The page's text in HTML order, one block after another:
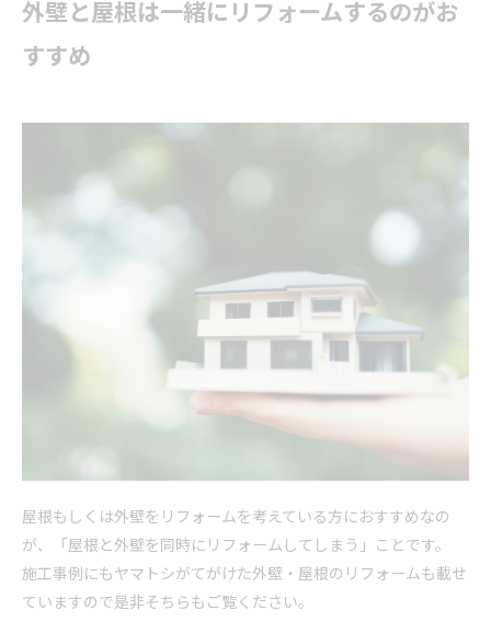
外壁と屋根は一緒に リフォームするのがお
すすめ
屋根もしくは外壁を リフォームを考えている方におすすめなの
が、「屋根と外壁を同時に リフォーム してしまう」ことです。
施工事例にもヤマトシがてがけた外壁・屋根の リフォームも載せ
ていますので是非そちらもご覧ください。